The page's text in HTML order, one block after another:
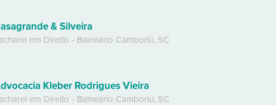
& Silveira
em Direito - Balneário Camboriú, SC
Kleber Rodrigues Vieira
em Direito - Balneário Camboriú, SC